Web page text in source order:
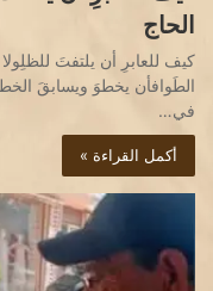
الحاج
كيف للعابرِ أن يلتفتَ
الطَوافأن يخطوَ ويسابقَ
في…
أكمل القراءة »